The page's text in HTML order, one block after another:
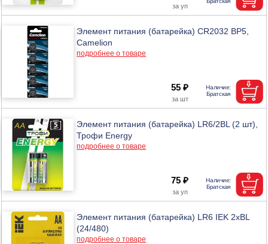
Элемент питания (батарейка) CR2032 BP5,
Camelion
подробнее о товаре
55 ₽
Элемент питания (батарейка) LR6/2BL (2 шт),
Трофи Energy
подробнее о товаре
75 ₽
Элемент питания (батарейка) LR6 IEK 2хBL
(24/480)
подробнее о товаре